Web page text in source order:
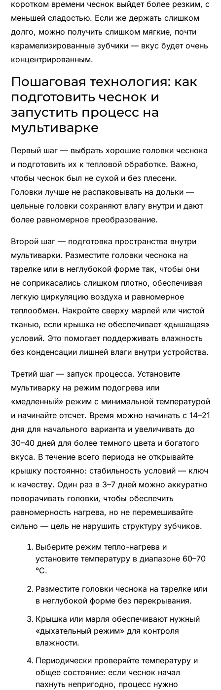
коротком времени чеснок выйдет более резким, с
меньшей сладостью. Если же держать слишком
долго, можно получить слишком мягкие, почти
карамелизированные зубчики — вкус будет очень
концентрированным.
Пошаговая технология: как
подготовить чеснок и
запустить процесс на
мультиварке
Первый шаг — выбрать хорошие головки чеснока
и подготовить их к тепловой обработке. Важно,
чтобы чеснок был не сухой и без плесени.
Головки лучше не распаковывать на дольки —
цельные головки сохраняют влагу внутри и дают
более равномерное преобразование.
Второй шаг — подготовка пространства внутри
мультиварки. Разместите головки чеснока на
тарелке или в неглубокой форме так, чтобы они
не соприкасались слишком плотно, обеспечивая
легкую циркуляцию воздуха и равномерное
теплообмен. Накройте сверху марлей или чистой
тканью, если крышка не обеспечивает «дышащая»
условий. Это помогает поддерживать влажность
без конденсации лишней влаги внутри устройства.
Третий шаг — запуск процесса. Установите
мультиварку на режим подогрева или
«медленный» режим с минимальной температурой
и начинайте отсчет. Время можно начинать с 14–21
дня для начального варианта и увеличивать до
30–40 дней для более темного цвета и богатого
вкуса. В течение всего периода не открывайте
крышку постоянно: стабильность условий — ключ
к качеству. Один раз в 3–7 дней можно аккуратно
поворачивать головки, чтобы обеспечить
равномерность нагрева, но не перемешивайте
сильно — цель не нарушить структуру зубчиков.
Выберите режим тепло-нагрева и
установите температуру в диапазоне 60–70
°C.
Разместите головки чеснока на тарелке или
в неглубокой форме без перекрывания.
Крышка или марля обеспечивают нужный
«дыхательный режим» для контроля
влажности.
Периодически проверяйте температуру и
общее состояние: если чеснок начал
пахнуть непригодно, процесс нужно